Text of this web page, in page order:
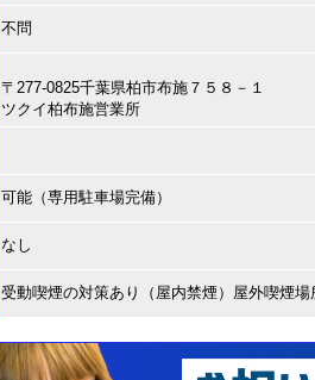
不問
〒277-0825千葉県柏市布施７５８－１
ツクイ柏布施営業所
可能（専用駐車場完備）
なし
受動喫煙の対策あり（屋内禁煙）屋外喫煙